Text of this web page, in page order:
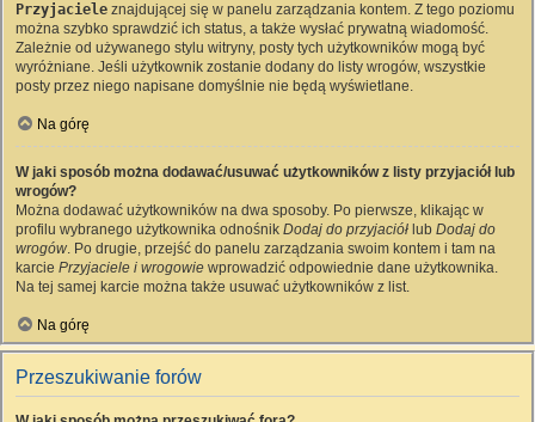
Przyjaciele znajdującej się w panelu zarządzania kontem. Z tego poziomu
można szybko sprawdzić ich status, a także wysłać prywatną wiadomość.
Zależnie od używanego stylu witryny, posty tych użytkowników mogą być
wyróżniane. Jeśli użytkownik zostanie dodany do listy wrogów, wszystkie
posty przez niego napisane domyślnie nie będą wyświetlane.
Na górę
W jaki sposób można dodawać/usuwać użytkowników z listy przyjaciół lub
wrogów?
Można dodawać użytkowników na dwa sposoby. Po pierwsze, klikając w
profilu wybranego użytkownika odnośnik Dodaj do przyjaciół lub Dodaj do
wrogów. Po drugie, przejść do panelu zarządzania swoim kontem i tam na
karcie Przyjaciele i wrogowie wprowadzić odpowiednie dane użytkownika.
Na tej samej karcie można także usuwać użytkowników z list.
Na górę
Przeszukiwanie forów